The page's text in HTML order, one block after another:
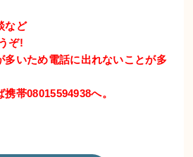
など
ぞ!
多いため電話に出れないことが多
帯08015594938へ。